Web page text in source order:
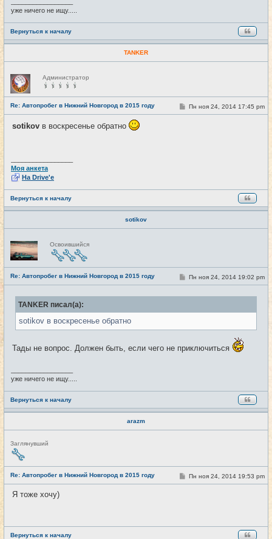
уже ничего не ищу.....
Вернуться к началу
TANKER
Н
е
в
с
е
т
и
Администратор
Re: Автопробег в Нижний Новгород в 2015 году #16
С
о
Пн ноя 24, 2014 17:45 pm
sotikov в воскресенье обратно
Моя анкета
На Drive'e
Вернуться к началу
sotikov
Н
е
в
с
е
т
и
Освоившийся
Re: Автопробег в Нижний Новгород в 2015 году #17
С
о
б
е
Пн ноя 24, 2014 19:02 pm
TANKER писал(а):
sotikov в воскресенье обратно
Тады не вопрос. Должен быть, если чего не приключиться
уже ничего не ищу.....
Вернуться к началу
arazm
Н
е
в
т
и
Заглянувший
Re: Автопробег в Нижний Новгород в 2015 году #18
С
о
и
Пн ноя 24, 2014 19:53 pm
Я тоже хочу)
Вернуться к началу